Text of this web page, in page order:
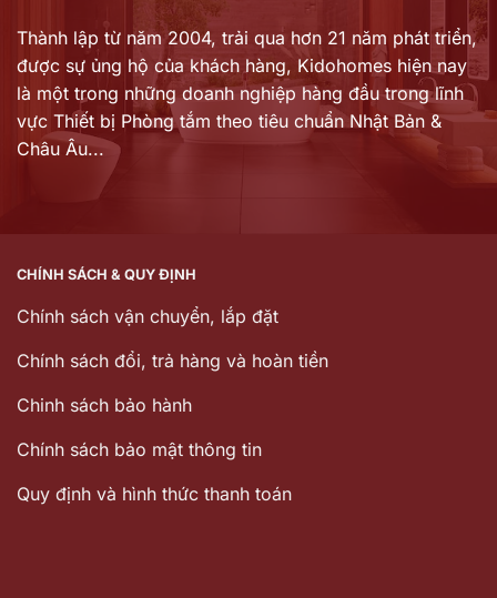
Thành lập từ năm 2004, trải qua hơn 21 năm phát triển,
được sự ủng hộ của khách hàng, Kidohomes hiện nay
là một trong những doanh nghiệp hàng đầu trong lĩnh
vực Thiết bị Phòng tắm theo tiêu chuẩn Nhật Bản &
Châu Âu...
CHÍNH SÁCH & QUY ĐỊNH
Chính sách vận chuyển, lắp đặt
Chính sách đổi, trả hàng và hoàn tiền
Chinh sách bảo hành
Chính sách bảo mật thông tin
Quy định và hình thức thanh toán